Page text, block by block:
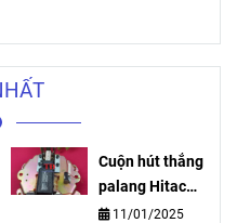
Cuộn hút thắng
palang Hitachi
là gì?
11/01/2025